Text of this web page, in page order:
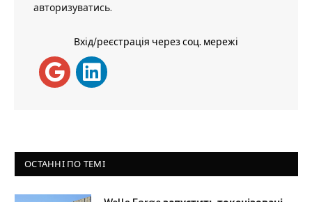
авторизуватись.
Вхід/реєстрація через соц. мережі
ОСТАННІ ПО ТЕМІ